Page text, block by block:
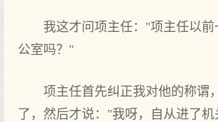
我这才问项主任："项主任以
公室吗？"
项主任首先纠正我对他的称谓
了，然后才说："我呀，自从进了